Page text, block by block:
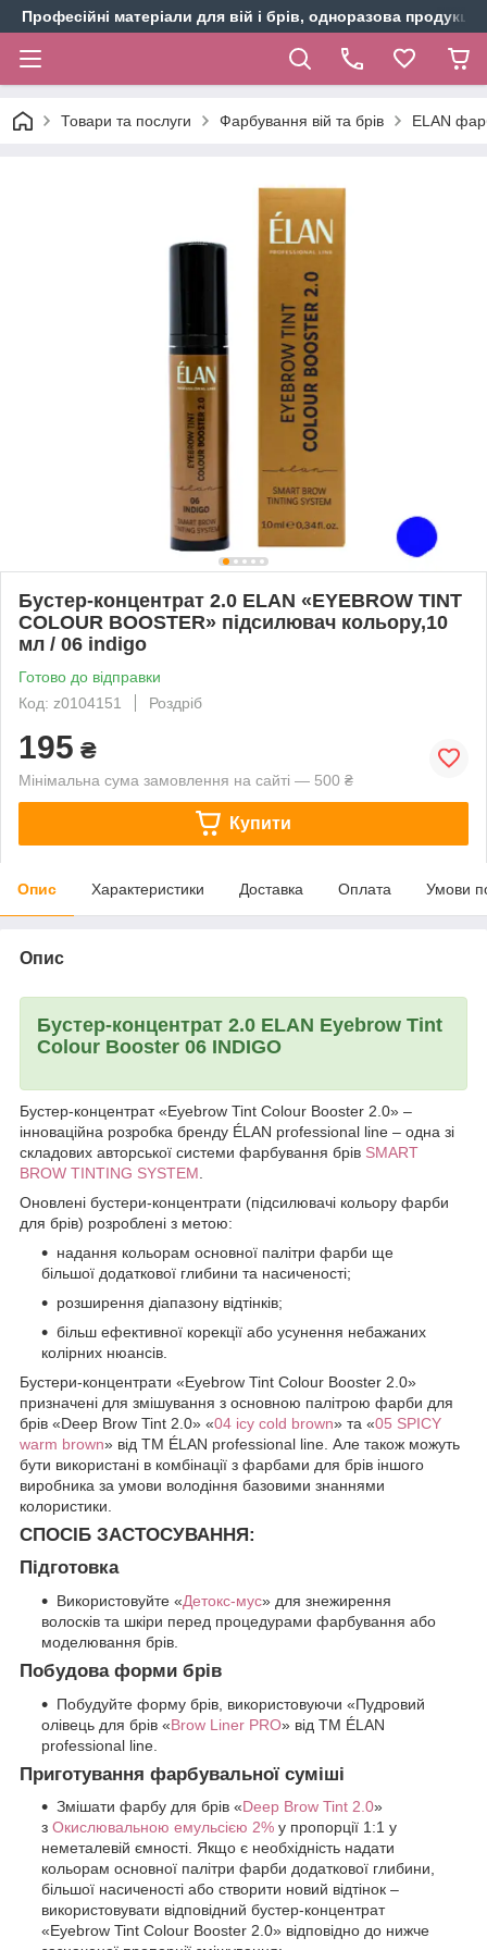
Професійні матеріали для вій і брів, одноразова продукція
Товари та послуги Фарбування вій та брів ELAN
Бустер-концентрат 2.0 ELAN «EYEBROW TINT
COLOUR BOOSTER» підсилювач кольору,10
мл / 06 indigo
Готово до відправки
Код: z0104151
Роздріб
195 ₴
Мінімальна сума замовлення на сайті — 500 ₴
Купити
Опис Характеристики Доставка Оплата Умови
Опис
Бустер-концентрат 2.0 ELAN Eyebrow Tint
Colour Booster 06 INDIGO
Бустер-концентрат «Eyebrow Tint Colour Booster 2.0» –
інноваційна розробка бренду ÉLAN professional line – одна зі
складових авторської системи фарбування брів SMART
BROW TINTING SYSTEM.
Оновлені бустери-концентрати (підсилювачі кольору фарби
для брів) розроблені з метою:
надання кольорам основної палітри фарби ще
більшої додаткової глибини та насиченості;
розширення діапазону відтінків;
більш ефективної корекції або усунення небажаних
колірних нюансів.
Бустери-концентрати «Eyebrow Tint Colour Booster 2.0»
призначені для змішування з основною палітрою фарби для
брів «Deep Brow Tint 2.0» «04 icy cold brown» та «05 SPICY
warm brown» від ТМ ÉLAN professional line. Але також можуть
бути використані в комбінації з фарбами для брів іншого
виробника за умови володіння базовими знаннями
колористики.
СПОСІБ ЗАСТОСУВАННЯ:
Підготовка
Використовуйте «Детокс-мус» для знежирення
волосків та шкіри перед процедурами фарбування або
моделювання брів.
Побудова форми брів
Побудуйте форму брів, використовуючи «Пудровий
олівець для брів «Brow Liner PRO» від ТМ ÉLAN
professional line.
Приготування фарбувальної суміші
Змішати фарбу для брів «Deep Brow Tint 2.0»
з Окислювальною емульсією 2% у пропорції 1:1 у
неметалевій ємності. Якщо є необхідність надати
кольорам основної палітри фарби додаткової глибини,
більшої насиченості або створити новий відтінок –
використовувати відповідний бустер-концентрат
«Eyebrow Tint Colour Booster 2.0» відповідно до нижче